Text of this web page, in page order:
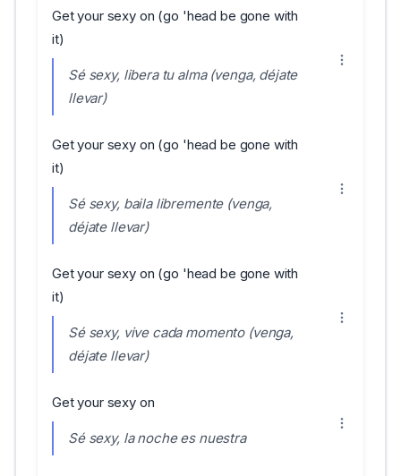
Get your sexy on (go 'head be gone with
it)
Sé sexy, libera tu alma (venga, déjate
llevar)
Get your sexy on (go 'head be gone with
it)
Sé sexy, baila libremente (venga,
déjate llevar)
Get your sexy on (go 'head be gone with
it)
Sé sexy, vive cada momento (venga,
déjate llevar)
Get your sexy on
Sé sexy, la noche es nuestra